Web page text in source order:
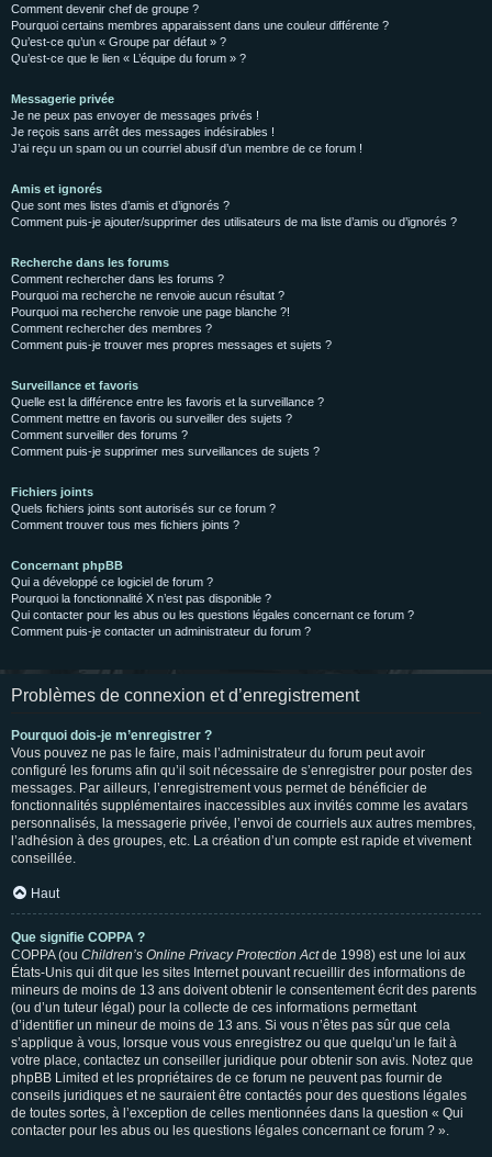
Comment devenir chef de groupe ?
Pourquoi certains membres apparaissent dans une couleur différente ?
Qu’est-ce qu’un « Groupe par défaut » ?
Qu’est-ce que le lien « L’équipe du forum » ?
Messagerie privée
Je ne peux pas envoyer de messages privés !
Je reçois sans arrêt des messages indésirables !
J’ai reçu un spam ou un courriel abusif d’un membre de ce forum !
Amis et ignorés
Que sont mes listes d’amis et d’ignorés ?
Comment puis-je ajouter/supprimer des utilisateurs de ma liste d’amis ou d’ignorés ?
Recherche dans les forums
Comment rechercher dans les forums ?
Pourquoi ma recherche ne renvoie aucun résultat ?
Pourquoi ma recherche renvoie une page blanche ?!
Comment rechercher des membres ?
Comment puis-je trouver mes propres messages et sujets ?
Surveillance et favoris
Quelle est la différence entre les favoris et la surveillance ?
Comment mettre en favoris ou surveiller des sujets ?
Comment surveiller des forums ?
Comment puis-je supprimer mes surveillances de sujets ?
Fichiers joints
Quels fichiers joints sont autorisés sur ce forum ?
Comment trouver tous mes fichiers joints ?
Concernant phpBB
Qui a développé ce logiciel de forum ?
Pourquoi la fonctionnalité X n’est pas disponible ?
Qui contacter pour les abus ou les questions légales concernant ce forum ?
Comment puis-je contacter un administrateur du forum ?
Problèmes de connexion et d’enregistrement
Pourquoi dois-je m’enregistrer ?
Vous pouvez ne pas le faire, mais l’administrateur du forum peut avoir
configuré les forums afin qu’il soit nécessaire de s’enregistrer pour poster des
messages. Par ailleurs, l’enregistrement vous permet de bénéficier de
fonctionnalités supplémentaires inaccessibles aux invités comme les avatars
personnalisés, la messagerie privée, l’envoi de courriels aux autres membres,
l’adhésion à des groupes, etc. La création d’un compte est rapide et vivement
conseillée.
Haut
Que signifie COPPA ?
COPPA (ou Children’s Online Privacy Protection Actde 1998) est une loi aux
États-Unis qui dit que les sites Internet pouvant recueillir des informations de
mineurs de moins de 13 ans doivent obtenir le consentement écrit des parents
(ou d’un tuteur légal) pour la collecte de ces informations permettant
d’identifier un mineur de moins de 13 ans. Si vous n’êtes pas sûr que cela
s’applique à vous, lorsque vous vous enregistrez ou que quelqu’un le fait à
votre place, contactez un conseiller juridique pour obtenir son avis. Notez que
phpBB Limited et les propriétaires de ce forum ne peuvent pas fournir de
conseils juridiques et ne sauraient être contactés pour des questions légales
de toutes sortes, à l’exception de celles mentionnées dans la question « Qui
contacter pour les abus ou les questions légales concernant ce forum ? ».